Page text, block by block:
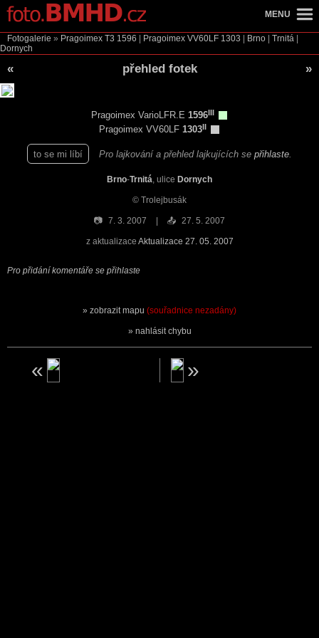
Fotogalerie » Pragoimex T3 1596 Pragoimex VV60LF 1303 Brno Trnitá
Dornych
« přehled fotek »
Pragoimex VarioLFR.E 1596III
Pragoimex VV60LF 1303II
to se mi líbí Pro lajkování a přehled lajkujících se přihlaste
Brno-Trnitá, ulice Dornych
© Trolejbusák
📷 7. 3. 2007 📤 27. 5. 2007
z aktualizace Aktualizace 27. 05. 2007
Pro přidání komentáře se přihlaste
zobrazit mapu (souřadnice nezadány)
nahlásit chybu
MENU